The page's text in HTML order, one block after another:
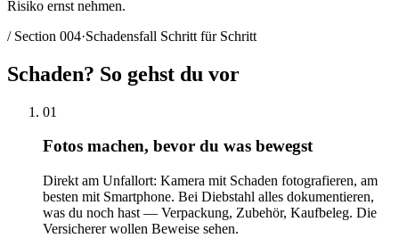
Risiko ernst nehmen.
/ Section 004·Schadensfall Schritt für Schritt
Schaden? So gehst du vor
01
Fotos machen, bevor du was bewegst
Direkt am Unfallort: Kamera mit Schaden fotografieren, am
besten mit Smartphone. Bei Diebstahl alles dokumentieren,
was du noch hast — Verpackung, Zubehör, Kaufbeleg. Die
Versicherer wollen Beweise sehen.